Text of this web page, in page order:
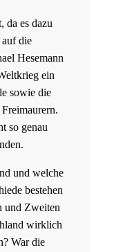
da es dazu
auf die
Hesemann
ein
sowie die
so genau
und welche
bestehen
und Zweiten
wirklich
War die